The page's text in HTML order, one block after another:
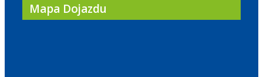
Mapa Dojazdu